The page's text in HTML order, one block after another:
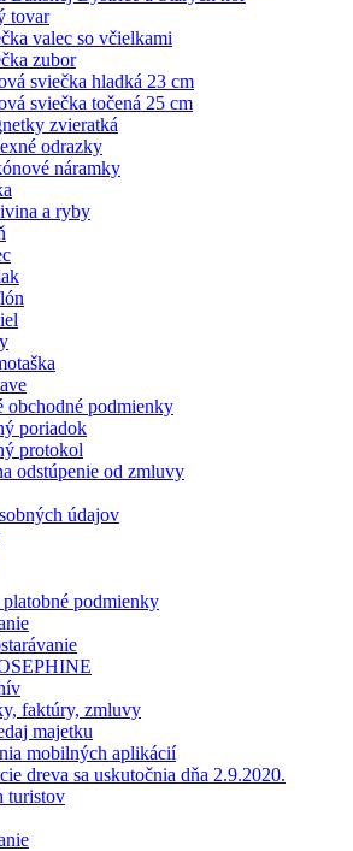
tovar
valec so včielkami
zubor
sviečka hladká 23 cm
sviečka točená 25 cm
zvieratká
odrazky
náramky
a ryby
obchodné podmienky
poriadok
protokol
odstúpenie od zmluvy
údajov
podmienky
faktúry, zmluvy
majetku
mobilných aplikácií
dreva sa uskutočnia dňa 2.9.2020.
turistov